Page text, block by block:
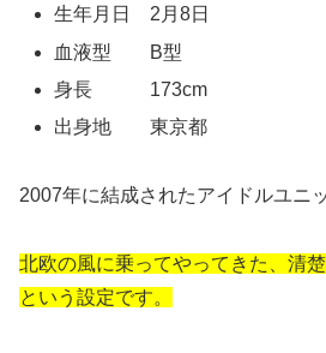
生年月日 2月8日
血液型 B型
身長 173cm
出身地 東京都
2007年に結成されたアイドルユニ
北欧の風に乗ってやってきた、清
という設定です。